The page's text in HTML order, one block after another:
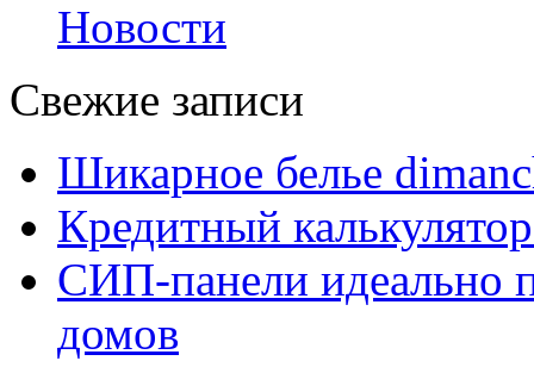
Новости
Свежие записи
Шикарное белье
Кредитный
СИП-панели идеально
домов